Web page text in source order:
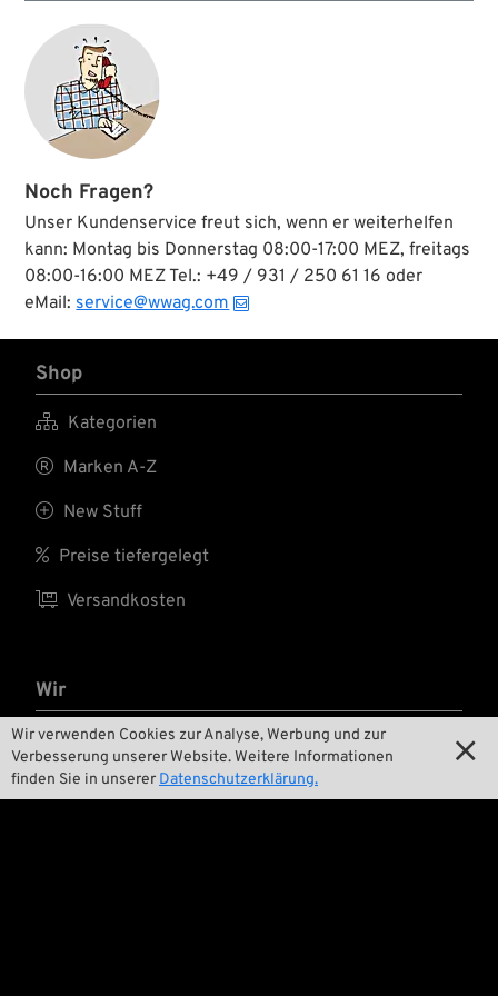
Wir verwenden Cookies zur Analyse, Werbung und zur
Verbesserung unserer Website. Weitere Informationen
finden Sie in unserer Datenschutzerklärung.

weit vom Lenker ab,
für kleinere Hände
nicht unbedingt gut zu
greifen. Aber so waren
viele Hebeleien
damals....
Noch Fragen?
Unser Kundenservice freut sich, wenn er weiterhelfen
kann: Montag bis Donnerstag 08:00-17:00 MEZ, freitags
08:00-16:00 MEZ Tel.: +49 / 931 / 250 61 16 oder
eMail:service@wwag.com
Shop
 Kategorien
 Marken A-Z
 New Stuff
 Preise tiefergelegt
 Versandkosten
Wir
 Kontakt
 Umwelt und Nachhaltigkeit